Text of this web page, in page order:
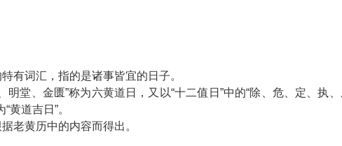
有词汇，指的是诸事皆宜的日子。
明堂、金匮”称为六黄道日，又以“十二值日”中的“除、危、定、执
黄道吉日”。
老黄历中的内容而得出。